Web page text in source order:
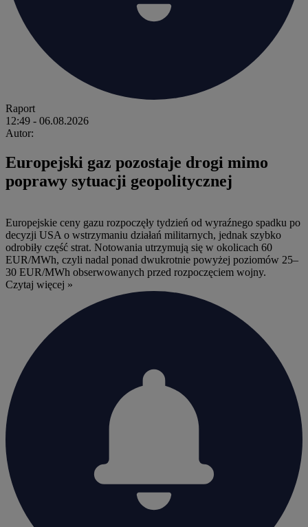
Raport
12:49 - 06.08.2026
Autor:
Europejski gaz pozostaje drogi mimo
poprawy sytuacji geopolitycznej
Europejskie ceny gazu rozpoczęły tydzień od wyraźnego spadku po
decyzji USA o wstrzymaniu działań militarnych, jednak szybko
odrobiły część strat. Notowania utrzymują się w okolicach 60
EUR/MWh, czyli nadal ponad dwukrotnie powyżej poziomów 25–
30 EUR/MWh obserwowanych przed rozpoczęciem wojny.
Czytaj więcej »